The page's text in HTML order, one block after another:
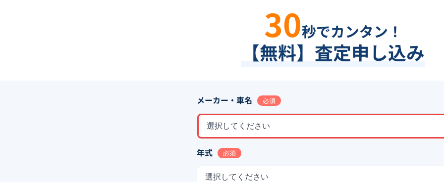
30秒でカンタン！
【無料】査定申し込み
メーカー・車名 必須
選択してください
年式 必須
選択してください